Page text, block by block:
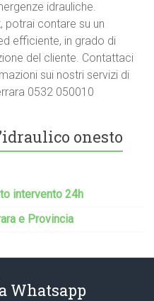
idrauliche.
potrai contare su un
efficiente, in grado di
del cliente. Contattaci
sui nostri servizi di
0532 050010
onesto
intervento 24h
e Provincia
Whatsapp